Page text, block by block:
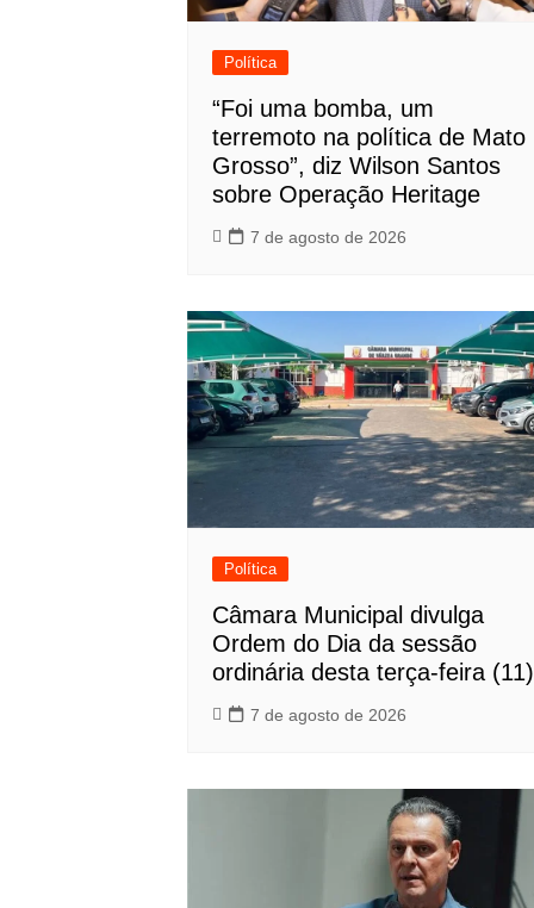
Política
“Foi uma bomba, um
terremoto na política de Mato
Grosso”, diz Wilson Santos
sobre Operação Heritage
7 de agosto de 2026
Política
Câmara Municipal divulga
Ordem do Dia da sessão
ordinária desta terça-feira (11)
7 de agosto de 2026